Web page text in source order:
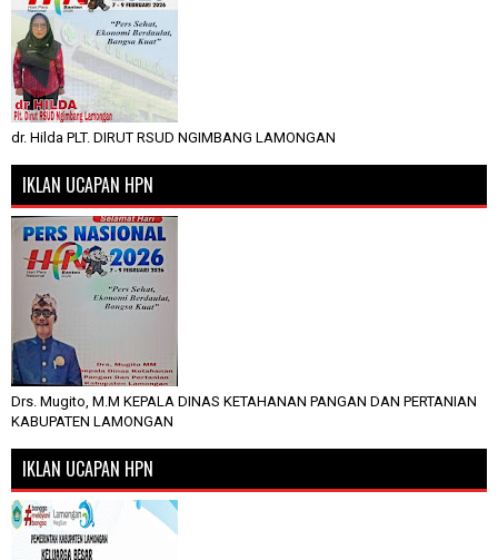
dr. Hilda PLT. DIRUT RSUD NGIMBANG LAMONGAN
IKLAN UCAPAN HPN
Drs. Mugito, M.M KEPALA DINAS KETAHANAN PANGAN DAN PERTANIAN
KABUPATEN LAMONGAN
IKLAN UCAPAN HPN